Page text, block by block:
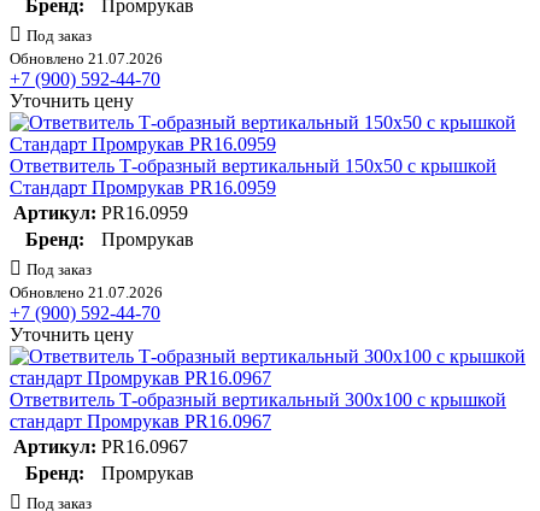
Бренд:
Промрукав
Под заказ
Обновлено 21.07.2026
+7 (900) 592-44-70
Уточнить цену
Ответвитель Т-образный вертикальный 150х50 с крышкой
Стандарт Промрукав PR16.0959
Артикул: PR16.0959
Бренд:
Промрукав
Под заказ
Обновлено 21.07.2026
+7 (900) 592-44-70
Уточнить цену
Ответвитель Т-образный вертикальный 300х100 с крышкой
стандарт Промрукав PR16.0967
Артикул: PR16.0967
Бренд:
Промрукав
Под заказ